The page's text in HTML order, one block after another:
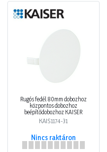
Rugós fedél 80mm dobozhoz
központos dobozhoz
beépítődobozhoz KAISER
KAIS1174-31
Nincs raktáron